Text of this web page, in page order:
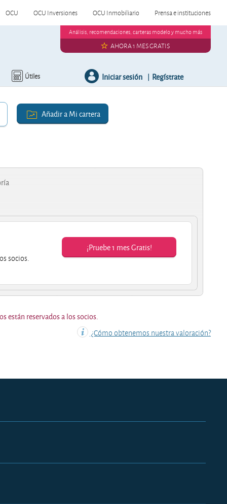
OCU OCU Inversiones OCU Inmobiliario Prensa e instituciones
Útiles
Análisis, recomendaciones, carteras modelo y mucho más
AHORA 1 MES GRATIS
Iniciar sesión | Regístrate
Añadir a Mi cartera
socios.
¡Pruebe 1 mes Gratis!
están reservados a los socios.
¿Cómo obtenemos nuestra valoración?